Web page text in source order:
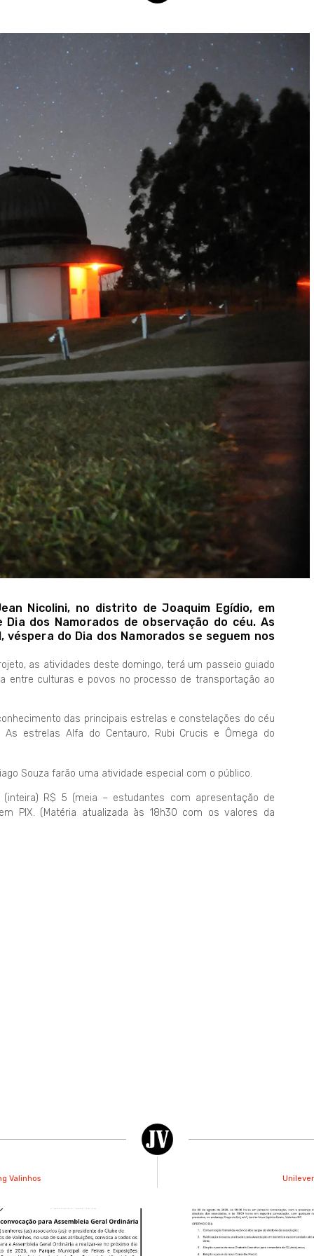
Nicolini, no distrito de Joaquim Egídio, em
dos Namorados de observação do céu. As
do Dia dos Namorados se seguem nos
as atividades deste domingo, terá um passeio guiado
entre culturas e povos no processo de transportação ao
das principais estrelas e constelações do céu
estrelas Alfa do Centauro, Rubi Crucis e Ômega do
Souza farão uma atividade especial com o público.
R$ 5 (meia – estudantes com apresentação de
PIX. (Matéria atualizada às 18h30 com os valores da
Valinhos